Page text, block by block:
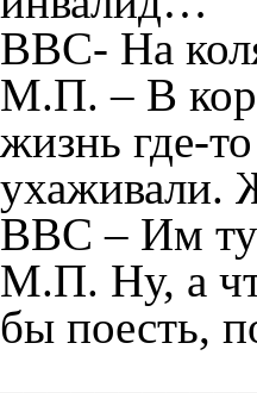
ВВС- На
М.П. – В
жизнь где-
ухаживали.
ВВС – Им
М.П. Ну, а
бы поесть,